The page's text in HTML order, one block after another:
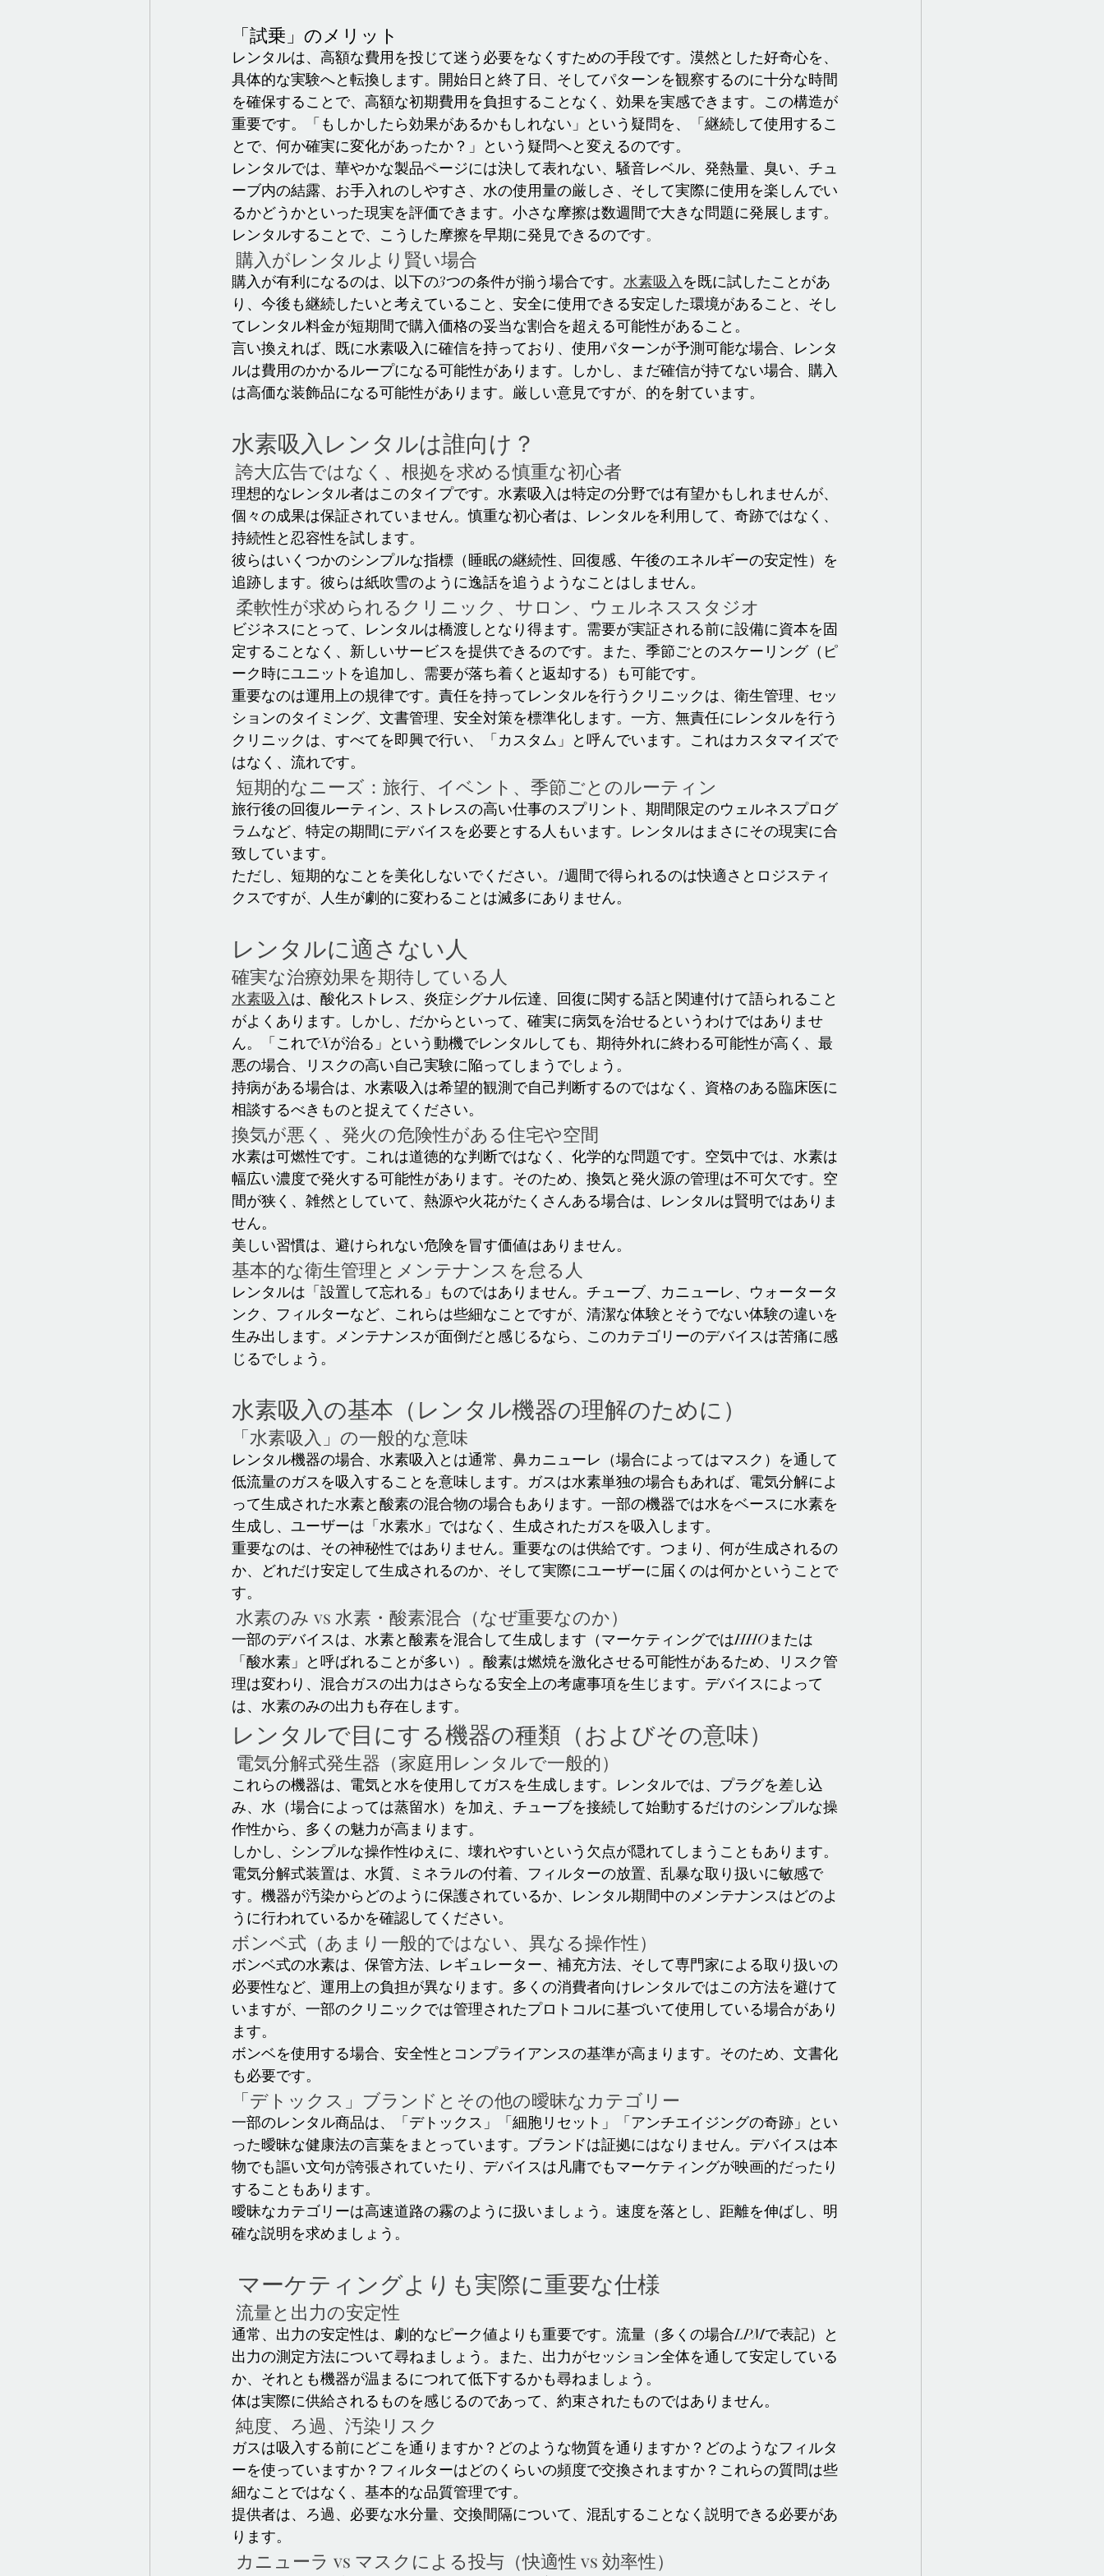
「試乗」のメリット
レンタルは、高額な費用を投じて迷う必要をなくすための手段です。漠然とした好奇心を、
具体的な実験へと転換します。開始日と終了日、そしてパターンを観察するのに十分な時間
を確保することで、高額な初期費用を負担することなく、効果を実感できます。この構造が
重要です。「もしかしたら効果があるかもしれない」という疑問を、「継続して使用するこ
とで、何か確実に変化があったか？」という疑問へと変えるのです。
レンタルでは、華やかな製品ページには決して表れない、騒音レベル、発熱量、臭い、チュ
ーブ内の結露、お手入れのしやすさ、水の使用量の厳しさ、そして実際に使用を楽しんでい
るかどうかといった現実を評価できます。小さな摩擦は数週間で大きな問題に発展します。
レンタルすることで、こうした摩擦を早期に発見できるのです。
購入がレンタルより賢い場合
購入が有利になるのは、以下の3つの条件が揃う場合です。 水素吸入 を既に試したことがあ
り、今後も継続したいと考えていること、安全に使用できる安定した環境があること、そし
てレンタル料金が短期間で購入価格の妥当な割合を超える可能性があること。
言い換えれば、既に水素吸入に確信を持っており、使用パターンが予測可能な場合、レンタ
ルは費用のかかるループになる可能性があります。しかし、まだ確信が持てない場合、購入
は高価な装飾品になる可能性があります。厳しい意見ですが、的を射ています。
水素吸入レンタルは誰向け？
誇大広告ではなく、根拠を求める慎重な初心者
理想的なレンタル者はこのタイプです。水素吸入は特定の分野では有望かもしれませんが、
個々の成果は保証されていません。慎重な初心者は、レンタルを利用して、奇跡ではなく、
持続性と忍容性を試します。
彼らはいくつかのシンプルな指標（睡眠の継続性、回復感、午後のエネルギーの安定性）を
追跡します。彼らは紙吹雪のように逸話を追うようなことはしません。
柔軟性が求められるクリニック、サロン、ウェルネススタジオ
ビジネスにとって、レンタルは橋渡しとなり得ます。需要が実証される前に設備に資本を固
定することなく、新しいサービスを提供できるのです。また、季節ごとのスケーリング（ピ
ーク時にユニットを追加し、需要が落ち着くと返却する）も可能です。
重要なのは運用上の規律です。責任を持ってレンタルを行うクリニックは、衛生管理、セッ
ションのタイミング、文書管理、安全対策を標準化します。一方、無責任にレンタルを行う
クリニックは、すべてを即興で行い、「カスタム」と呼んでいます。これはカスタマイズで
はなく、流れです。
短期的なニーズ：旅行、イベント、季節ごとのルーティン
旅行後の回復ルーティン、ストレスの高い仕事のスプリント、期間限定のウェルネスプログ
ラムなど、特定の期間にデバイスを必要とする人もいます。レンタルはまさにその現実に合
致しています。
ただし、短期的なことを美化しないでください。1週間で得られるのは快適さとロジスティ
クスですが、人生が劇的に変わることは滅多にありません。
レンタルに適さない人
確実な治療効果を期待している人
水素吸入は、酸化ストレス、炎症シグナル伝達、回復に関する話と関連付けて語られること
がよくあります。しかし、だからといって、確実に病気を治せるというわけではありませ
ん。「これでXが治る」という動機でレンタルしても、期待外れに終わる可能性が高く、最
悪の場合、リスクの高い自己実験に陥ってしまうでしょう。
持病がある場合は、水素吸入は希望的観測で自己判断するのではなく、資格のある臨床医に
相談するべきものと捉えてください。
換気が悪く、発火の危険性がある住宅や空間
水素は可燃性です。これは道徳的な判断ではなく、化学的な問題です。空気中では、水素は
幅広い濃度で発火する可能性があります。そのため、換気と発火源の管理は不可欠です。空
間が狭く、雑然としていて、熱源や火花がたくさんある場合は、レンタルは賢明ではありま
せん。
美しい習慣は、避けられない危険を冒す価値はありません。
基本的な衛生管理とメンテナンスを怠る人
レンタルは「設置して忘れる」ものではありません。チューブ、カニューレ、ウォータータ
ンク、フィルターなど、これらは些細なことですが、清潔な体験とそうでない体験の違いを
生み出します。メンテナンスが面倒だと感じるなら、このカテゴリーのデバイスは苦痛に感
じるでしょう。
水素吸入の基本（レンタル機器の理解のために）
「水素吸入」の一般的な意味
レンタル機器の場合、水素吸入とは通常、鼻カニューレ（場合によってはマスク）を通して
低流量のガスを吸入することを意味します。ガスは水素単独の場合もあれば、電気分解によ
って生成された水素と酸素の混合物の場合もあります。一部の機器では水をベースに水素を
生成し、ユーザーは「水素水」ではなく、生成されたガスを吸入します。
重要なのは、その神秘性ではありません。重要なのは供給です。つまり、何が生成されるの
か、どれだけ安定して生成されるのか、そして実際にユーザーに届くのは何かということで
す。
水素のみ vs 水素・酸素混合（なぜ重要なのか）
一部のデバイスは、水素と酸素を混合して生成します（マーケティングではHHOまたは
「酸水素」と呼ばれることが多い）。酸素は燃焼を激化させる可能性があるため、リスク管
理は変わり、混合ガスの出力はさらなる安全上の考慮事項を生じます。デバイスによって
は、水素のみの出力も存在します。
レンタルで目にする機器の種類（およびその意味）
電気分解式発生器（家庭用レンタルで一般的）
これらの機器は、電気と水を使用してガスを生成します。レンタルでは、プラグを差し込
み、水（場合によっては蒸留水）を加え、チューブを接続して始動するだけのシンプルな操
作性から、多くの魅力が高まります。
しかし、シンプルな操作性ゆえに、壊れやすいという欠点が隠れてしまうこともあります。
電気分解式装置は、水質、ミネラルの付着、フィルターの放置、乱暴な取り扱いに敏感で
す。機器が汚染からどのように保護されているか、レンタル期間中のメンテナンスはどのよ
うに行われているかを確認してください。
ボンベ式（あまり一般的ではない、異なる操作性）
ボンベ式の水素は、保管方法、レギュレーター、補充方法、そして専門家による取り扱いの
必要性など、運用上の負担が異なります。多くの消費者向けレンタルではこの方法を避けて
いますが、一部のクリニックでは管理されたプロトコルに基づいて使用している場合があり
ます。
ボンベを使用する場合、安全性とコンプライアンスの基準が高まります。そのため、文書化
も必要です。
「デトックス」ブランドとその他の曖昧なカテゴリー
一部のレンタル商品は、「デトックス」「細胞リセット」「アンチエイジングの奇跡」とい
った曖昧な健康法の言葉をまとっています。ブランドは証拠にはなりません。デバイスは本
物でも謳い文句が誇張されていたり、デバイスは凡庸でもマーケティングが映画的だったり
することもあります。
曖昧なカテゴリーは高速道路の霧のように扱いましょう。速度を落とし、距離を伸ばし、明
確な説明を求めましょう。
マーケティングよりも実際に重要な仕様
流量と出力の安定性
通常、出力の安定性は、劇的なピーク値よりも重要です。流量（多くの場合LPMで表記）と
出力の測定方法について尋ねましょう。また、出力がセッション全体を通して安定している
か、それとも機器が温まるにつれて低下するかも尋ねましょう。
体は実際に供給されるものを感じるのであって、約束されたものではありません。
純度、ろ過、汚染リスク
ガスは吸入する前にどこを通りますか？どのような物質を通りますか？どのようなフィルタ
ーを使っていますか？フィルターはどのくらいの頻度で交換されますか？これらの質問は些
細なことではなく、基本的な品質管理です。
提供者は、ろ過、必要な水分量、交換間隔について、混乱することなく説明できる必要があ
ります。
カニューラ vs マスクによる投与（快適性 vs 効率性）